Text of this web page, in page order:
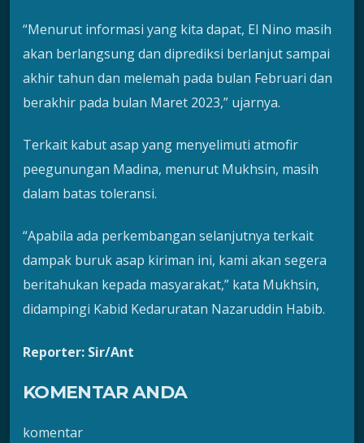
“Menurut informasi yang kita dapat, El Nino masih
akan berlangsung dan diprediksi berlanjut sampai
akhir tahun dan melemah pada bulan Februari dan
berakhir pada bulan Maret 2023,” ujarnya.
Terkait kabut asap yang menyelimuti atmofir
peegunungan Madina, menurut Mukhsin, masih
dalam batas toleransi.
“Apabila ada perkembangan selanjutnya terkait
dampak buruk asap kiriman ini, kami akan segera
beritahukan kepada masyarakat,” kata Mukhsin,
didampingi Kabid Kedaruratan Nazaruddin Habib.
Reporter: Sir/Ant
KOMENTAR ANDA
komentar